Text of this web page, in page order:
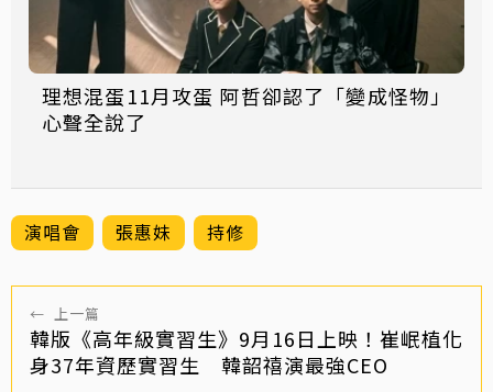
理想混蛋11月攻蛋 阿哲卻認了「變成怪物」
心聲全說了
演唱會 張惠妹 持修
← 上一篇
韓版《高年級實習生》9月16日上映！崔岷植化
身37年資歷實習生 韓韶禧演最強CEO